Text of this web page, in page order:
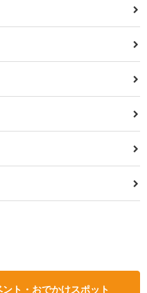
ト・おでかけスポット